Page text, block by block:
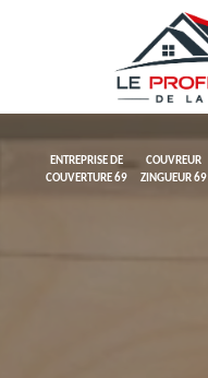
ENTREPRISE DE
COUVERTURE 69
COUVREUR
ZINGUEUR 69